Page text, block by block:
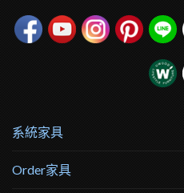
系統家具
Order家具